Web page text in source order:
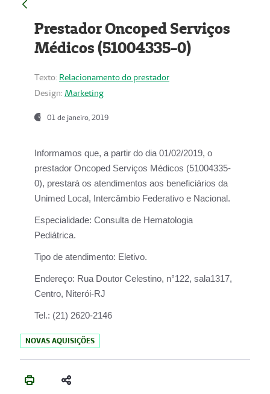
Prestador Oncoped Serviços
Médicos (51004335-0)
Texto: Relacionamento do prestador
Design: Marketing
01 de janeiro, 2019
Informamos que, a partir do dia 01/02/2019, o
prestador Oncoped Serviços Médicos (51004335-
0), prestará os atendimentos aos beneficiários da
Unimed Local, Intercâmbio Federativo e Nacional.
Especialidade: Consulta de Hematologia
Pediátrica.
Tipo de atendimento: Eletivo.
Endereço: Rua Doutor Celestino, n°122, sala1317,
Centro, Niterói-RJ
Tel.: (21) 2620-2146
NOVAS AQUISIÇÕES